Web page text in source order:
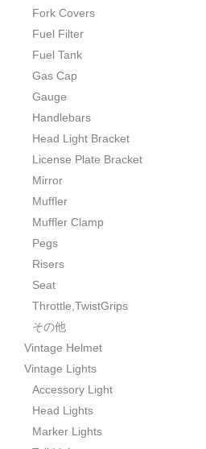
Fork Covers
Fuel Filter
Fuel Tank
Gas Cap
Gauge
Handlebars
Head Light Bracket
License Plate Bracket
Mirror
Muffler
Muffler Clamp
Pegs
Risers
Seat
Throttle,TwistGrips
その他
Vintage Helmet
Vintage Lights
Accessory Light
Head Lights
Marker Lights